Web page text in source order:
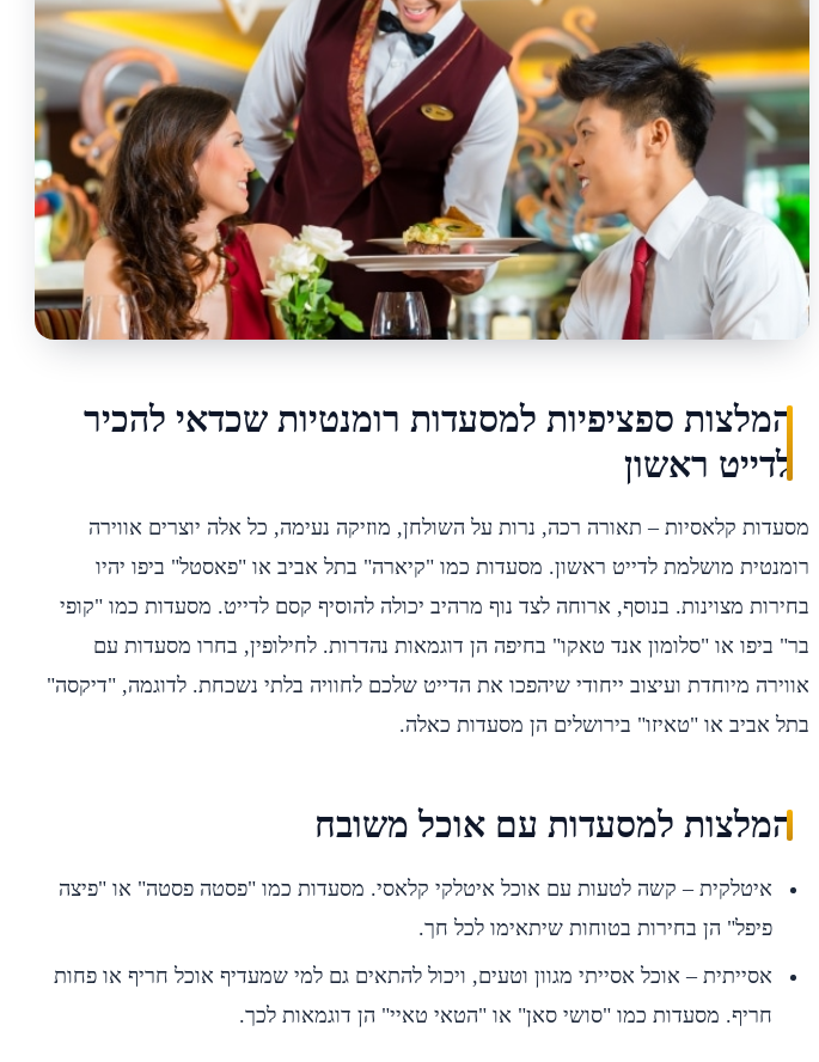
המלצות ספציפיות למסעדות רומנטיות שכדאי להכיר
לדייט ראשון
מסעדות קלאסיות – תאורה רכה, נרות על השולחן, מוזיקה נעימה, כל אלה יוצרים אווירה
רומנטית מושלמת לדייט ראשון. מסעדות כמו "קיארה" בתל אביב או "פאסטל" ביפו יהיו
בחירות מצוינות. בנוסף, ארוחה לצד נוף מרהיב יכולה להוסיף קסם לדייט. מסעדות כמו "קופי
בר" ביפו או "סלומון אנד טאקו" בחיפה הן דוגמאות נהדרות. לחילופין, בחרו מסעדות עם
אווירה מיוחדת ועיצוב ייחודי שיהפכו את הדייט שלכם לחוויה בלתי נשכחת. לדוגמה, "דיקסה"
בתל אביב או "טאיזו" בירושלים הן מסעדות כאלה.
המלצות למסעדות עם אוכל משובח
איטלקית – קשה לטעות עם אוכל איטלקי קלאסי. מסעדות כמו "פסטה פסטה" או "פיצה
פיפל" הן בחירות בטוחות שיתאימו לכל חך.
אסייתית – אוכל אסייתי מגוון וטעים, ויכול להתאים גם למי שמעדיף אוכל חריף או פחות
חריף. מסעדות כמו "סושי סאן" או "הטאי טאיי" הן דוגמאות לכך.